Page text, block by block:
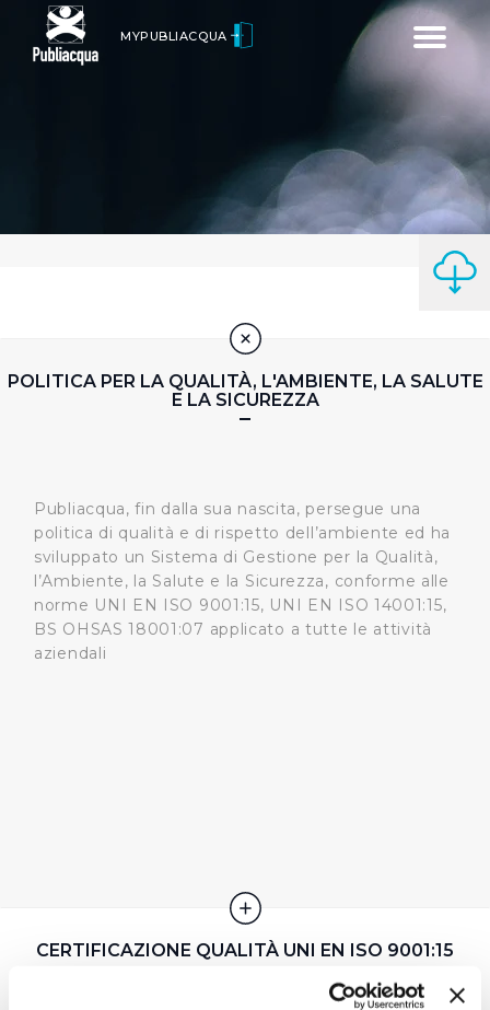
Toggle
MYPUBLIACQUA
POLITICA PER LA QUALITÀ, L'AMBIENTE, LA SALUTE
E LA SICUREZZA
Publiacqua, fin dalla sua nascita, persegue una
politica di qualità e di rispetto dell’ambiente ed ha
sviluppato un Sistema di Gestione per la Qualità,
l’Ambiente, la Salute e la Sicurezza, conforme alle
norme UNI EN ISO 9001:15, UNI EN ISO 14001:15,
BS OHSAS 18001:07 applicato a tutte le attività
aziendali
CERTIFICAZIONE QUALITÀ UNI EN ISO 9001:15